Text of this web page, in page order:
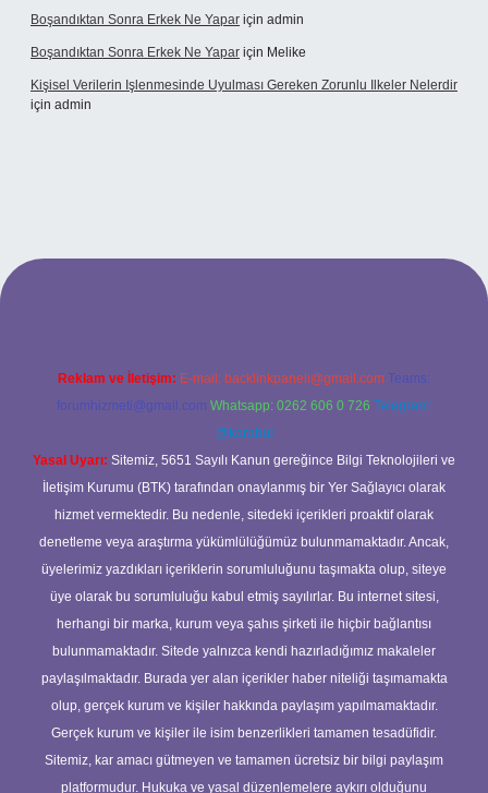
Boşandıktan Sonra Erkek Ne Yapar için admin
Boşandıktan Sonra Erkek Ne Yapar için Melike
Kişisel Verilerin Işlenmesinde Uyulması Gereken Zorunlu Ilkeler Nelerdir
için admin
Reklam ve İletişim: E-mail: backlinkpaneli@gmail.com Teams:
forumhizmeti@gmail.com Whatsapp: 0262 606 0 726 Telegram:
@karabul
Yasal Uyarı: Sitemiz, 5651 Sayılı Kanun gereğince Bilgi Teknolojileri ve
İletişim Kurumu (BTK) tarafından onaylanmış bir Yer Sağlayıcı olarak
hizmet vermektedir. Bu nedenle, sitedeki içerikleri proaktif olarak
denetleme veya araştırma yükümlülüğümüz bulunmamaktadır. Ancak,
üyelerimiz yazdıkları içeriklerin sorumluluğunu taşımakta olup, siteye
üye olarak bu sorumluluğu kabul etmiş sayılırlar. Bu internet sitesi,
herhangi bir marka, kurum veya şahıs şirketi ile hiçbir bağlantısı
bulunmamaktadır. Sitede yalnızca kendi hazırladığımız makaleler
paylaşılmaktadır. Burada yer alan içerikler haber niteliği taşımamakta
olup, gerçek kurum ve kişiler hakkında paylaşım yapılmamaktadır.
Gerçek kurum ve kişiler ile isim benzerlikleri tamamen tesadüfidir.
Sitemiz, kar amacı gütmeyen ve tamamen ücretsiz bir bilgi paylaşım
platformudur. Hukuka ve yasal düzenlemelere aykırı olduğunu